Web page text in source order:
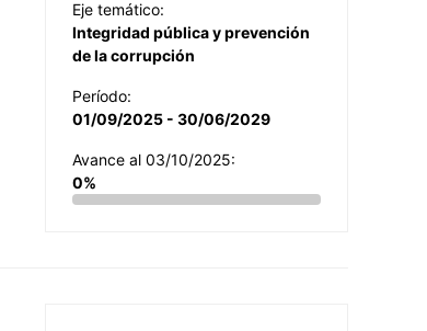
Eje temático:
Integridad pública y prevención
de la corrupción
Período:
01/09/2025 - 30/06/2029
Avance al 03/10/2025:
0%